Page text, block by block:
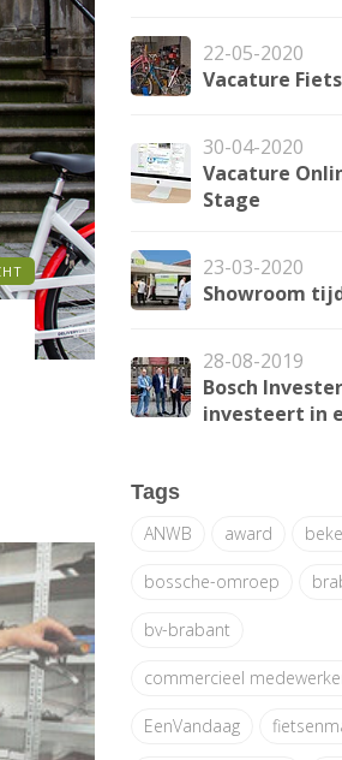
22-05-2020
Vacature
30-04-2020
Vacature
Stage
23-03-2020
Showroom
28-08-2019
Bosch
investeert in
Tags
ANWB award
bossche-omroep
bv-brabant
commercieel
EenVandaag